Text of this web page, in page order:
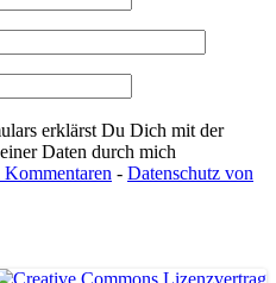
erklärst Du Dich mit der
Daten durch mich
- Datenschutz von